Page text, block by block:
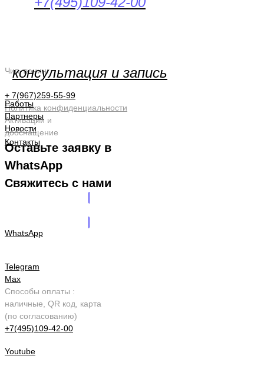
консультация и запись
Работы
Партнеры
Новости
Контакты
Чип-тюнинг
+ 7(967)259-55-99
Политика конфиденциальности
Активации и
дооснащение
Оставьте заявку в
WhatsApp
Свяжитесь с нами
WhatsApp
Telegram
Max
Способы оплаты :
наличные, QR код, карта
(по согласованию)
+7(495)109-42-00
Youtube